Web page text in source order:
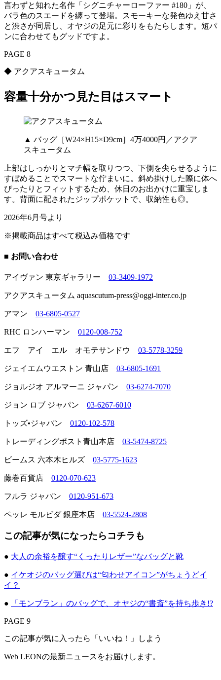
言わずと知れた名作「シグニチャーローファー #180」が、
バラ色のスエードを纏って登場。スモーキーな発色ゆえ甘さ
と渋さが同居し、オヤジの足元に彩りをもたらします。短パ
ンに合わせてもグッドですよ。
PAGE 8
◆ アクアスキュータム
容量十分かつ見た目はスマート
▲ バッグ［W24×H15×D9cm］4万4000円／アクア
スキュータム
上部はしっかりとマチ幅を取りつつ、下側を尖らせるように
すぼめることでスマートな佇まいに。斜め掛けした際に体へ
ぴったりとフィットするため、休日のお出かけに重宝しま
す。背面に配されたジップポケットで、収納性も◎。
2026年6月号より
※掲載商品はすべて税込み価格です
■ お問い合わせ
アイヴァン 東京ギャラリー 03-3409-1972
アクアスキュータム aquascutum-press@oggi-inter.co.jp
アマン 03-6805-0527
RHC ロンハーマン 0120-008-752
エフ アイ エル オモテサンドウ 03-5778-3259
ジェイエムウエストン 青山店 03-6805-1691
ジョルジオ アルマーニ ジャパン 03-6274-7070
ジョン ロブ ジャパン 03-6267-6010
トッズ•ジャパン 0120-102-578
トレーディングポスト青山本店 03-5474-8725
ビームス 六本木ヒルズ 03-5775-1623
藤巻百貨店 0120-070-623
フルラ ジャパン 0120-951-673
ペッレ モルビダ 銀座本店 03-5524-2808
この記事が気になったらコチラも
● 大人の余裕を醸す“くったりレザー”なバッグと靴
● イケオジのバッグ選びは“匂わせアイコン”がちょうどイ
イ？
● 「モンブラン」のバッグで、オヤジの“書斎”を持ち歩き!?
PAGE 9
この記事が気に入ったら「いいね！」しよう
Web LEONの最新ニュースをお届けします。